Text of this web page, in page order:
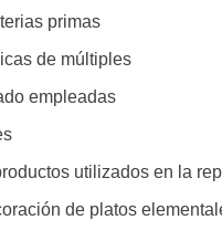
primas
de múltiples
empleadas
utilizados en la
de platos